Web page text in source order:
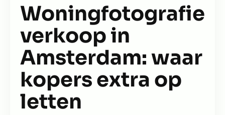
Woningfotografie
verkoop in
Amsterdam: waar
kopers extra op
letten